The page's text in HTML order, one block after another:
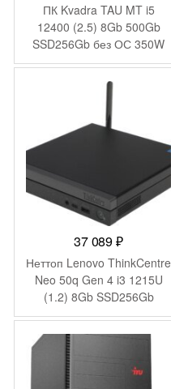
ПК Kvadra TAU MT i5
12400 (2.5) 8Gb 500Gb
SSD256Gb без ОС 350W
мышь клавиатура
(Y20SYSCAS201R_C81482
КМ2103786)
37 089₽
Неттоп Lenovo ThinkCentre
Neo 50q Gen 4 i3 1215U
(1.2) 8Gb SSD256Gb
UHDG без ОС GbitEth WiFi
BT 65W kb мышь
клавиатура черный
(12LN003KUM)